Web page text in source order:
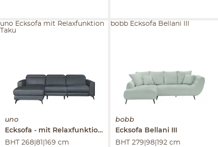
uno
Ecksofa mit Relaxfunktion
Taku
BHT 268|81|169 cm
uno Ecksofa mit Relaxfunktion
Taku
bobb
Ecksofa Bellani III
BHT 279|98|192 cm
bobb Ecksofa Bellani III